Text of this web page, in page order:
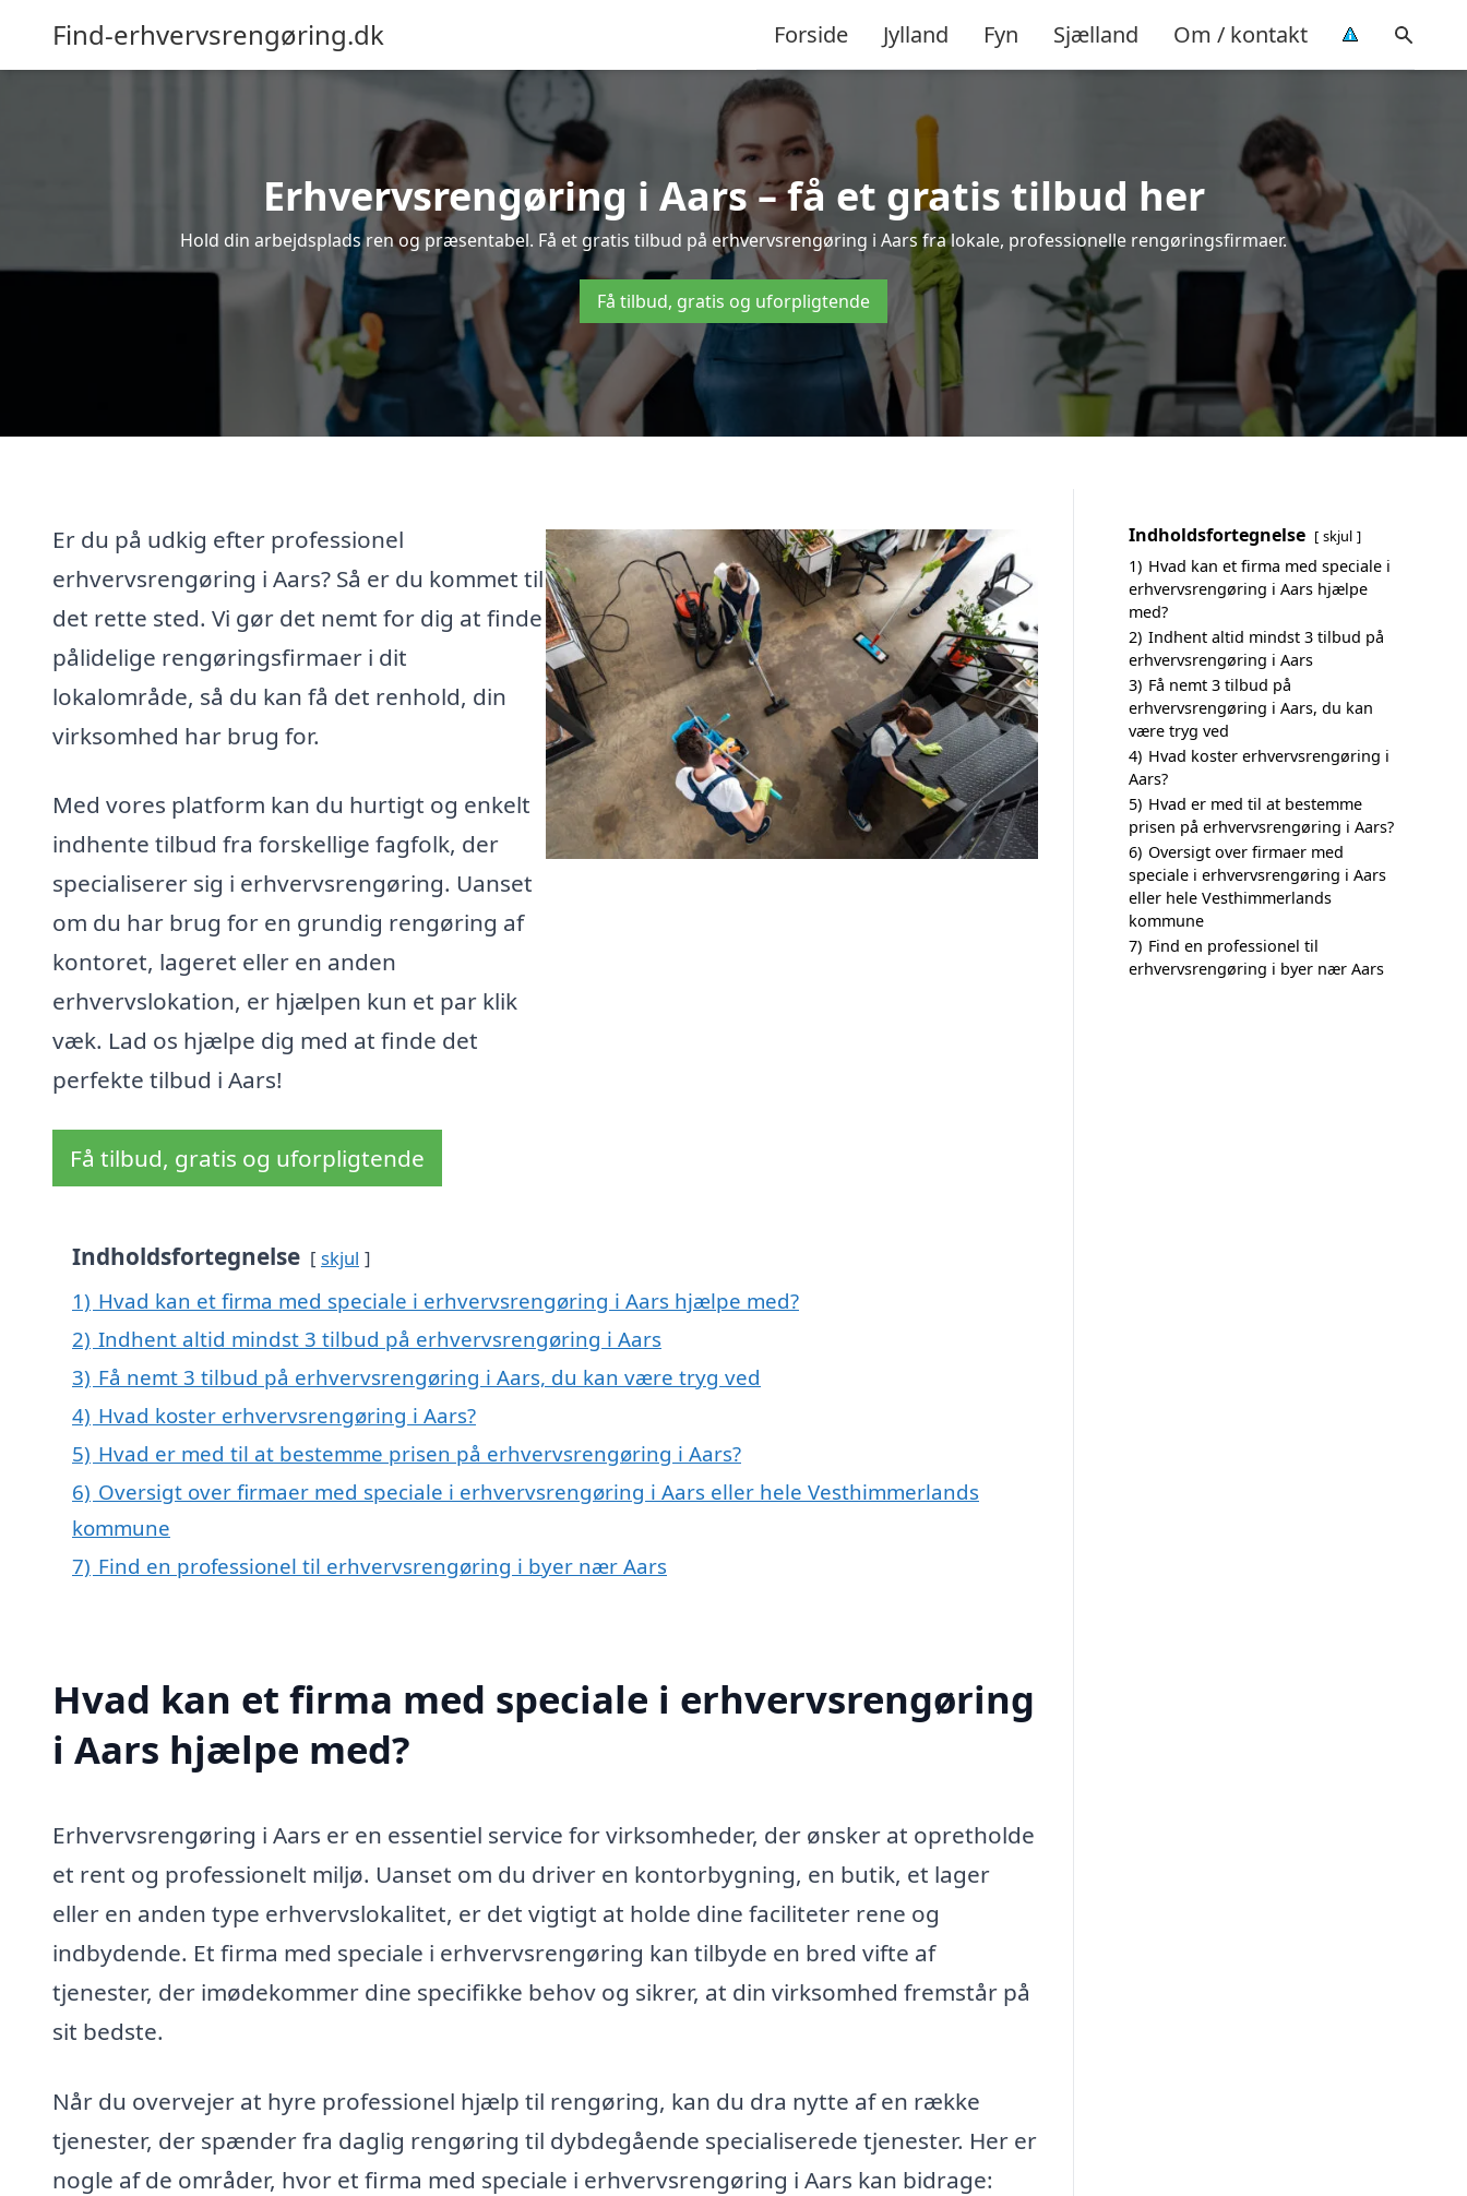
Find-erhvervsrengøring.dk Forside Jylland Fyn Sjælland Om / kontakt
Erhvervsrengøring i Aars – få et gratis tilbud her
Hold din arbejdsplads ren og præsentabel. Få et gratis tilbud på erhvervsrengøring i Aars fra lokale, professionelle rengøringsfirmaer.
Få tilbud, gratis og uforpligtende
Er du på udkig efter professionel
erhvervsrengøring i Aars? Så er du kommet til
det rette sted. Vi gør det nemt for dig at finde
pålidelige rengøringsfirmaer i dit
lokalområde, så du kan få det renhold, din
virksomhed har brug for.
Med vores platform kan du hurtigt og enkelt
indhente tilbud fra forskellige fagfolk, der
specialiserer sig i erhvervsrengøring. Uanset
om du har brug for en grundig rengøring af
kontoret, lageret eller en anden
erhvervslokation, er hjælpen kun et par klik
væk. Lad os hjælpe dig med at finde det
perfekte tilbud i Aars!
Få tilbud, gratis og uforpligtende
Indholdsfortegnelse skjul
1) Hvad kan et firma med speciale i erhvervsrengøring i Aars hjælpe med?
2) Indhent altid mindst 3 tilbud på erhvervsrengøring i Aars
3) Få nemt 3 tilbud på erhvervsrengøring i Aars, du kan være tryg ved
4) Hvad koster erhvervsrengøring i Aars?
5) Hvad er med til at bestemme prisen på erhvervsrengøring i Aars?
6) Oversigt over firmaer med speciale i erhvervsrengøring i Aars eller hele Vesthimmerlands
kommune
7) Find en professionel til erhvervsrengøring i byer nær Aars
Hvad kan et firma med speciale i erhvervsrengøring
i Aars hjælpe med?
Erhvervsrengøring i Aars er en essentiel service for virksomheder, der ønsker at opretholde
et rent og professionelt miljø. Uanset om du driver en kontorbygning, en butik, et lager
eller en anden type erhvervslokalitet, er det vigtigt at holde dine faciliteter rene og
indbydende. Et firma med speciale i erhvervsrengøring kan tilbyde en bred vifte af
tjenester, der imødekommer dine specifikke behov og sikrer, at din virksomhed fremstår på
sit bedste.
Når du overvejer at hyre professionel hjælp til rengøring, kan du dra nytte af en række
tjenester, der spænder fra daglig rengøring til dybdegående specialiserede tjenester. Her er
nogle af de områder, hvor et firma med speciale i erhvervsrengøring i Aars kan bidrage:
Indholdsfortegnelse skjul
1) Hvad kan et firma med speciale i
erhvervsrengøring i Aars hjælpe
med?
2) Indhent altid mindst 3 tilbud på
erhvervsrengøring i Aars
3) Få nemt 3 tilbud på
erhvervsrengøring i Aars, du kan
være tryg ved
4) Hvad koster erhvervsrengøring i
Aars?
5) Hvad er med til at bestemme
prisen på erhvervsrengøring i Aars?
6) Oversigt over firmaer med
speciale i erhvervsrengøring i Aars
eller hele Vesthimmerlands
kommune
7) Find en professionel til
erhvervsrengøring i byer nær Aars